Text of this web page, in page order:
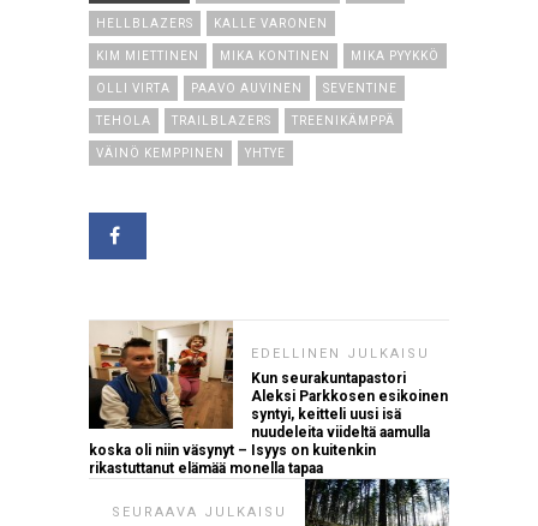
HELLBLAZERS KALLE VARONEN
KIM MIETTINEN MIKA KONTINEN MIKA PYYKKÖ
OLLI VIRTA PAAVO AUVINEN SEVENTINE
TEHOLA TRAILBLAZERS TREENIKÄMPPÄ
VÄINÖ KEMPPINEN YHTYE
EDELLINEN JULKAISU
Kun seurakuntapastori
Aleksi Parkkosen esikoinen
syntyi, keitteli uusi isä
nuudeleita viideltä aamulla
koska oli niin väsynyt – Isyys on kuitenkin
rikastuttanut elämää monella tapaa
SEURAAVA JULKAISU